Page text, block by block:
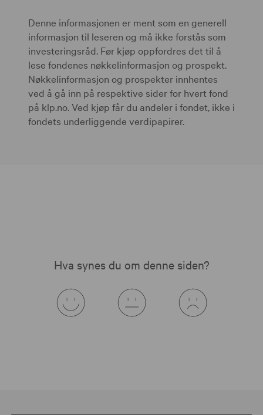
Denne informasjonen er ment som en generell
informasjon til leseren og må ikke forstås som
investeringsråd. Før kjøp oppfordres det til å
lese fondenes nøkkelinformasjon og prospekt.
Nøkkelinformasjon og prospekter innhentes
ved å gå inn på respektive sider for hvert fond
på klp.no. Ved kjøp får du andeler i fondet, ikke i
fondets underliggende verdipapirer.
Hva synes du om denne siden?